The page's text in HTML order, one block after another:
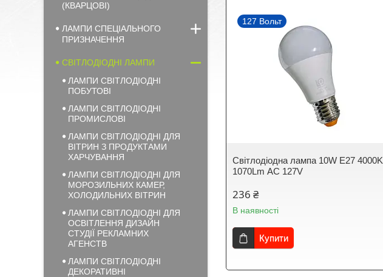
127 Вольт
Cвітлодіодна лампа 10W E27 4000K
1070Lm АC 127V
236 ₴
В наявності
Купити
(КВАРЦОВІ)
ЛАМПИ СПЕЦІАЛЬНОГО
ПРИЗНАЧЕННЯ
СВІТЛОДІОДНІ ЛАМПИ
ЛАМПИ СВІТЛОДІОДНІ
ПОБУТОВІ
ЛАМПИ СВІТЛОДІОДНІ
ПРОМИСЛОВІ
ЛАМПИ СВІТЛОДІОДНІ ДЛЯ
ВІТРИН З ПРОДУКТАМИ
ХАРЧУВАННЯ
ЛАМПИ СВІТЛОДІОДНІ ДЛЯ
МОРОЗИЛЬНИХ КАМЕР,
ХОЛОДИЛЬНИХ ВІТРИН
ЛАМПИ СВІТЛОДІОДНІ ДЛЯ
ОСВІТЛЕННЯ ДИЗАЙН
СТУДІЇ РЕКЛАМНИХ
АГЕНСТВ
ЛАМПИ СВІТЛОДІОДНІ
ДЕКОРАТИВНІ